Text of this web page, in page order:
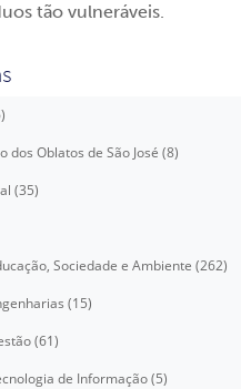
tão vulneráveis.
dos Oblatos de São José (8)
(35)
Sociedade e Ambiente (262)
(15)
(61)
de Informação (5)